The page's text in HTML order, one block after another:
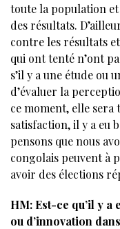
toute la population
des résultats.
contre les résultats
qui ont tenté n’ont
s’il y a une étude ou
d’évaluer la
ce moment, elle sera
satisfaction, il y a eu
pensons que nous
congolais peuvent à
avoir des élections
HM: Est-ce qu’il y a
ou d’innovation